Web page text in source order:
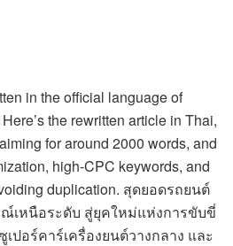
in the official language of
the rewritten article in Thai,
for around 2000 words, and
high-CPC keywords, and
duplication. สุดยอดรถยนต์
เหนือระดับ สู่ยุคใหม่แห่งการขับขี่
ปอร์คาร์เครื่องยนต์วางกลาง และ